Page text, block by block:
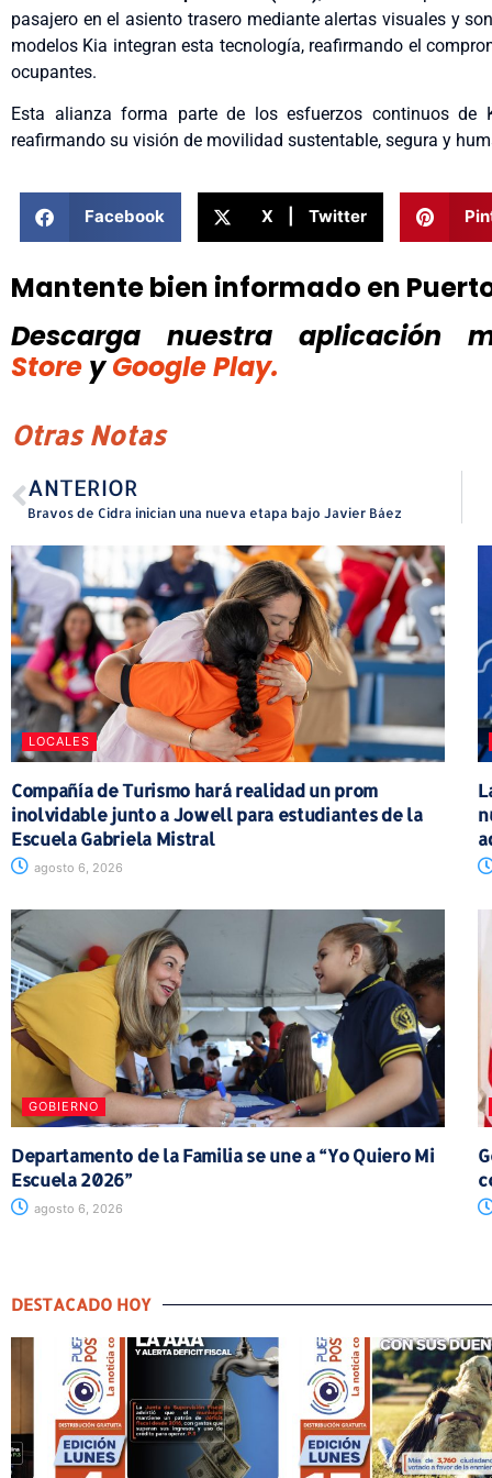
pasajero en el asiento trasero mediante alertas visuales y
modelos Kia integran esta tecnología, reafirmando el
ocupantes.
Esta alianza forma parte de los esfuerzos continuos de
reafirmando su visión de movilidad sustentable, segura y
Facebook X | Twitter
Mantente bien informado en
Descarga nuestra aplicación
Store y Google Play.
Otras Notas
ANTERIOR
Bravos de Cidra inician una nueva etapa bajo Javier Báez
LOCALES
Compañía de Turismo hará realidad un prom
inolvidable junto a Jowell para estudiantes de la
Escuela Gabriela Mistral
agosto 6, 2026
GOBIERNO
Departamento de la Familia se une a “Yo Quiero Mi
Escuela 2026”
agosto 6, 2026
DESTACADO HOY